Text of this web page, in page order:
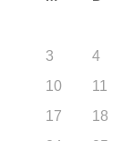
3
4
10
11
17
18